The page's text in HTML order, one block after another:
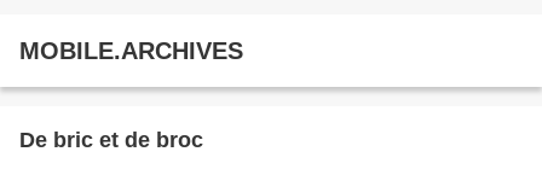
MOBILE.ARCHIVES
De bric et de broc